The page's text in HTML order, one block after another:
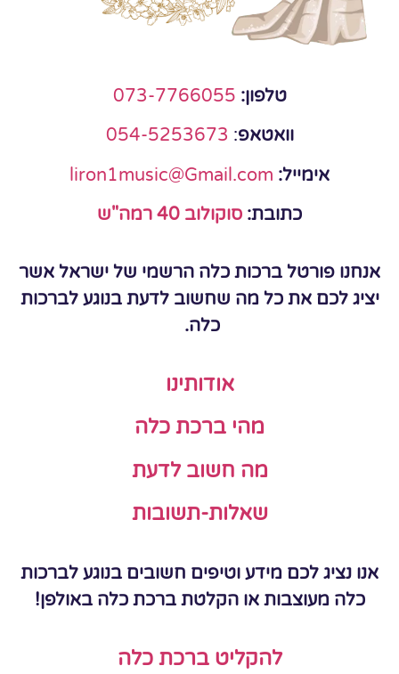
טלפון: 073-7766055
וואטאפ:
054-5253673
אימייל: liron1music@Gmail.com
כתובת: סוקולוב 40 רמה"ש
אנחנו פורטל ברכות כלה הרשמי של ישראל אשר
יציג לכם את כל מה שחשוב לדעת בנוגע לברכות
כלה.
אודותינו
מהי ברכת כלה
מה חשוב לדעת
שאלות-תשובות
אנו נציג לכם מידע וטיפים חשובים בנוגע לברכות
כלה מעוצבות או הקלטת ברכת כלה באולפן!
להקליט ברכת כלה